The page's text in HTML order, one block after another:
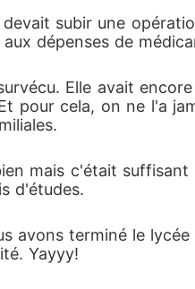
subir une
dépenses de
Elle avait
pour cela, on ne l'a
mais c'était
d'études.
avons terminé le
Yayyy!